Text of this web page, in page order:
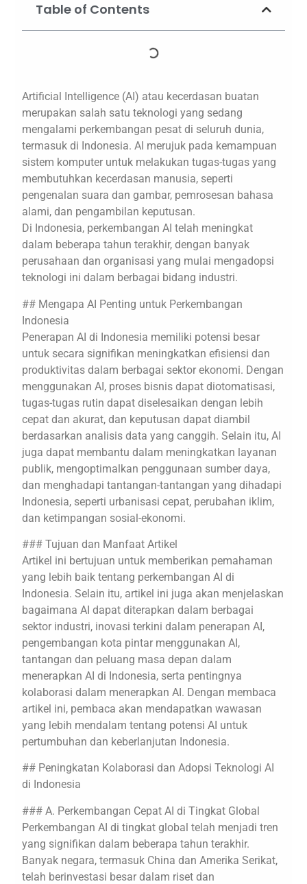
Table of Contents
Artificial Intelligence (AI) atau kecerdasan buatan
merupakan salah satu teknologi yang sedang
mengalami perkembangan pesat di seluruh dunia,
termasuk di Indonesia. AI merujuk pada kemampuan
sistem komputer untuk melakukan tugas-tugas yang
membutuhkan kecerdasan manusia, seperti
pengenalan suara dan gambar, pemrosesan bahasa
alami, dan pengambilan keputusan.
Di Indonesia, perkembangan AI telah meningkat
dalam beberapa tahun terakhir, dengan banyak
perusahaan dan organisasi yang mulai mengadopsi
teknologi ini dalam berbagai bidang industri.
## Mengapa AI Penting untuk Perkembangan
Indonesia
Penerapan AI di Indonesia memiliki potensi besar
untuk secara signifikan meningkatkan efisiensi dan
produktivitas dalam berbagai sektor ekonomi. Dengan
menggunakan AI, proses bisnis dapat diotomatisasi,
tugas-tugas rutin dapat diselesaikan dengan lebih
cepat dan akurat, dan keputusan dapat diambil
berdasarkan analisis data yang canggih. Selain itu, AI
juga dapat membantu dalam meningkatkan layanan
publik, mengoptimalkan penggunaan sumber daya,
dan menghadapi tantangan-tantangan yang dihadapi
Indonesia, seperti urbanisasi cepat, perubahan iklim,
dan ketimpangan sosial-ekonomi.
### Tujuan dan Manfaat Artikel
Artikel ini bertujuan untuk memberikan pemahaman
yang lebih baik tentang perkembangan AI di
Indonesia. Selain itu, artikel ini juga akan menjelaskan
bagaimana AI dapat diterapkan dalam berbagai
sektor industri, inovasi terkini dalam penerapan AI,
pengembangan kota pintar menggunakan AI,
tantangan dan peluang masa depan dalam
menerapkan AI di Indonesia, serta pentingnya
kolaborasi dalam menerapkan AI. Dengan membaca
artikel ini, pembaca akan mendapatkan wawasan
yang lebih mendalam tentang potensi AI untuk
pertumbuhan dan keberlanjutan Indonesia.
## Peningkatan Kolaborasi dan Adopsi Teknologi AI
di Indonesia
### A. Perkembangan Cepat AI di Tingkat Global
Perkembangan AI di tingkat global telah menjadi tren
yang signifikan dalam beberapa tahun terakhir.
Banyak negara, termasuk China dan Amerika Serikat,
telah berinvestasi besar dalam riset dan